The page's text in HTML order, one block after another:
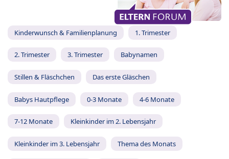
Kinderwunsch & Familienplanung 1. Trimester
2. Trimester 3. Trimester Babynamen
Stillen & Fläschchen Das erste Gläschen
Babys Hautpflege 0-3 Monate 4-6 Monate
7-12 Monate Kleinkinder im 2. Lebensjahr
Kleinkinder im 3. Lebensjahr Thema des Monats